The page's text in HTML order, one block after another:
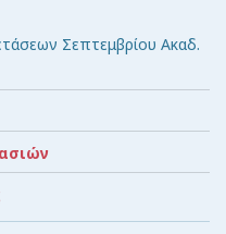
Σεπτεμβρίου Ακαδ.